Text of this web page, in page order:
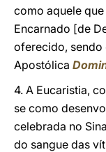
como aquele
Encarnado [de
oferecido, sendo
Apostólica
4. A Eucaristia,
se como
celebrada no
do sangue das